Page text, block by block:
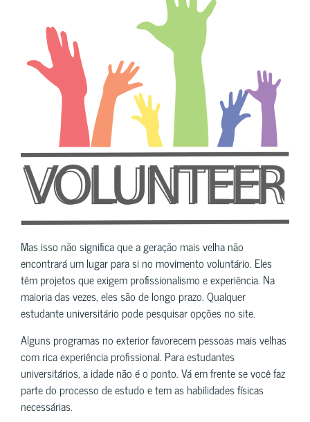
Mas isso não significa que a geração mais velha não
encontrará um lugar para si no movimento voluntário. Eles
têm projetos que exigem profissionalismo e experiência. Na
maioria das vezes, eles são de longo prazo. Qualquer
estudante universitário pode pesquisar opções no site.
Alguns programas no exterior favorecem pessoas mais velhas
com rica experiência profissional. Para estudantes
universitários, a idade não é o ponto. Vá em frente se você faz
parte do processo de estudo e tem as habilidades físicas
necessárias.